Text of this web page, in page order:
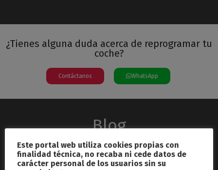
¿Tienes alguna duda acerca de reprogramar tu
coche?
Contáctanos WhatsApp
Blog
Este portal web utiliza cookies propias con
finalidad técnica, no recaba ni cede datos de
carácter personal de los usuarios sin su